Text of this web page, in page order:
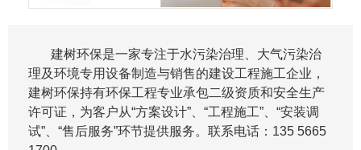
建树环保是一家专注于水污染治理、大气污染治
理及环境专用设备制造与销售的建设工程施工企业，
建树环保持有环保工程专业承包二级资质和安全生产
许可证，为客户从“方案设计”、“工程施工”、“安装调
试”、“售后服务”环节提供服务。联系电话：135 5665